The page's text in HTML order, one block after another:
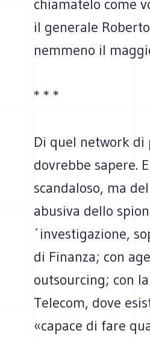
chiamatelo come
il generale
nemmeno il
* * *
Di quel network di
dovrebbe sapere.
scandaloso, ma
abusiva dello
´investigazione,
di Finanza; con
outsourcing; con
Telecom, dove
«capace di fare